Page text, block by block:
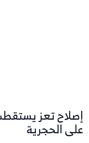
إصلاح تعز
على الحجرية